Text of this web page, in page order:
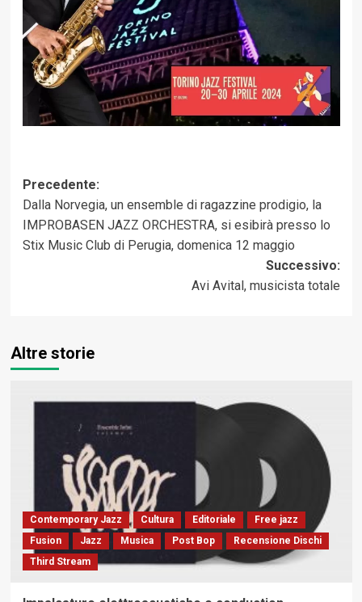
Navigazione
articolo
Precedente:
Dalla Norvegia, un ensemble di ragazzine prodigio, la
IMPROBASEN JAZZ ORCHESTRA, si esibirà presso lo
Stix Music Club di Perugia, domenica 12 maggio
Successivo:
Avi Avital, musicista totale
Altre storie
Contemporary Jazz Cultura Editoriale
Free jazz
Fusion
Jazz Musica Post Bop
Recensione Dischi
Third Stream